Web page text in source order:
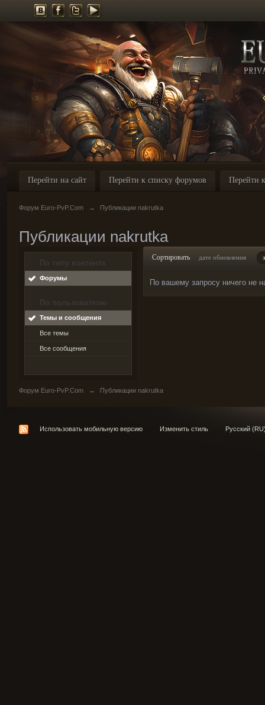
Перейти на сайт Перейти к списку форумов Перейти
Форум Euro-PvP.Com → Публикации nakrutka
Публикации nakrutka
По типу контента
Форумы
По пользователю
Темы и сообщения
Все темы
Все сообщения
Сортировать дате обновления
По вашему запросу ничего не
Форум Euro-PvP.Com → Публикации nakrutka
Использовать мобильную версию Изменить стиль Русский